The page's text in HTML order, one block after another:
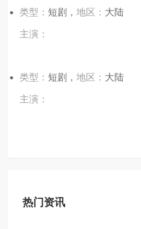
类型： 短剧， 地区： 大陆
主演：
类型： 短剧， 地区： 大陆
主演：
热门资讯